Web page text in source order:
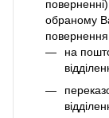
обраному
на